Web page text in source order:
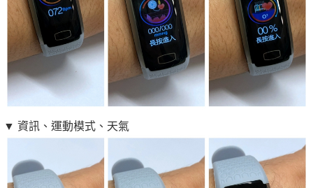
▼ 資訊、運動模式、天氣